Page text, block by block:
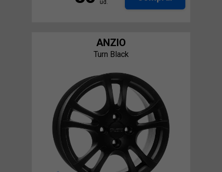
ud.
ANZIO
Turn Black